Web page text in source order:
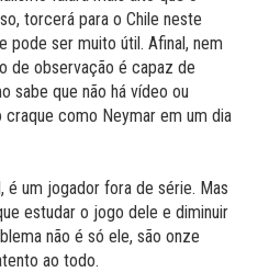
torcerá para o Chile neste
pode ser muito útil. Afinal, nem
de observação é capaz de
sabe que não há vídeo ou
como Neymar em um dia
é um jogador fora de série. Mas
estudar o jogo dele e diminuir
não é só ele, são onze
ao todo.